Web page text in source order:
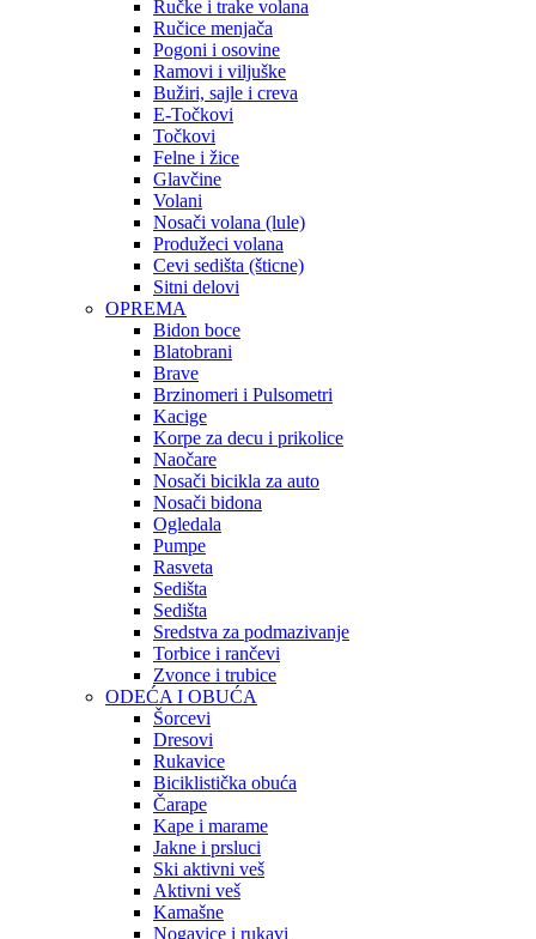
Ručke i trake volana
Ručice menjača
Pogoni i osovine
Ramovi i viljuške
Bužiri, sajle i creva
E-Točkovi
Točkovi
Felne i žice
Glavčine
Volani
Nosači volana (lule)
Produžeci volana
Cevi sedišta (šticne)
Sitni delovi
OPREMA
Bidon boce
Blatobrani
Brave
Brzinomeri i Pulsometri
Kacige
Korpe za decu i prikolice
Naočare
Nosači bicikla za auto
Nosači bidona
Ogledala
Pumpe
Rasveta
Sedišta
Sedišta
Sredstva za podmazivanje
Torbice i rančevi
Zvonce i trubice
ODEĆA I OBUĆA
Šorcevi
Dresovi
Rukavice
Biciklistička obuća
Čarape
Kape i marame
Jakne i prsluci
Ski aktivni veš
Aktivni veš
Kamašne
Nogavice i rukavi